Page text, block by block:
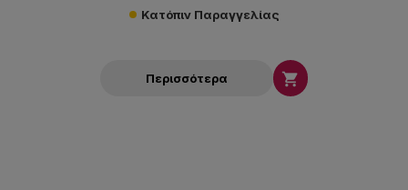
Κατόπιν Παραγγελίας
Περισσότερα 